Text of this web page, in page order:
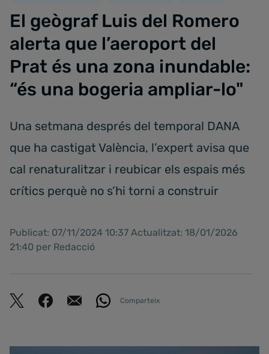
El geògraf Luis del Romero
alerta que l’aeroport del
Prat és una zona inundable:
“és una bogeria ampliar-lo"
Una setmana després del temporal DANA
que ha castigat València, l’expert avisa que
cal renaturalitzar i reubicar els espais més
crítics perquè no s’hi torni a construir
Publicat: 07/11/2024 10:37 Actualitzat: 18/01/2026
21:40 per Redacció
Comparteix